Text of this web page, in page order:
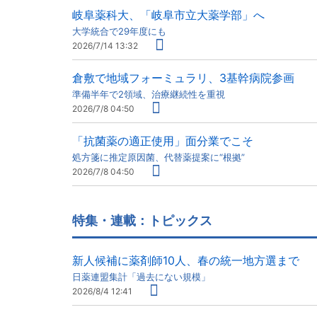
岐阜薬科大、「岐阜市立大薬学部」へ
大学統合で29年度にも
2026/7/14 13:32
倉敷で地域フォーミュラリ、3基幹病院参画
準備半年で2領域、治療継続性を重視
2026/7/8 04:50
「抗菌薬の適正使用」面分業でこそ
処方箋に推定原因菌、代替薬提案に“根拠”
2026/7/8 04:50
特集・連載：トピックス
新人候補に薬剤師10人、春の統一地方選まで
日薬連盟集計「過去にない規模」
2026/8/4 12:41